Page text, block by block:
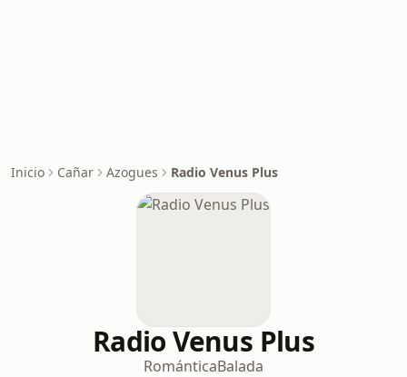
Inicio Cañar Azogues Radio Venus Plus
Radio Venus Plus
RománticaBalada